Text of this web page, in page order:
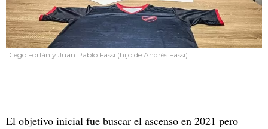
Diego Forlán y Juan Pablo Fassi (hijo de Andrés Fassi)
El objetivo inicial fue buscar el ascenso en 2021 pero